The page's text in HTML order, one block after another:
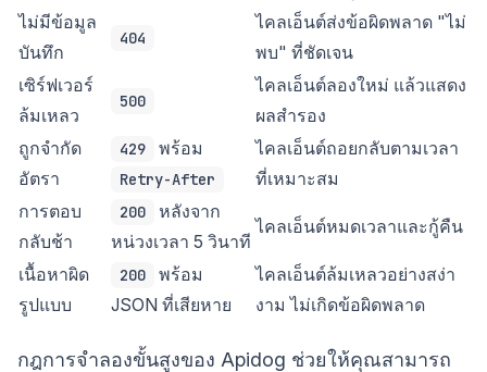
ไม่มีข้อมูล
บันทึก
404
ไคลเอ็นต์ส่งข้อผิดพลาด "ไม่
พบ" ที่ชัดเจน
เซิร์ฟเวอร์
ล้มเหลว
500
ไคลเอ็นต์ลองใหม่ แล้วแสดง
ผลสำรอง
ถูกจำกัด
อัตรา
429 พร้อม
Retry-After
ไคลเอ็นต์ถอยกลับตามเวลา
ที่เหมาะสม
การตอบ
กลับช้า
200
หลังจาก
หน่วงเวลา 5 วินาที
ไคลเอ็นต์หมดเวลาและกู้คืน
เนื้อหาผิด
รูปแบบ
200
พร้อม
JSON ที่เสียหาย
ไคลเอ็นต์ล้มเหลวอย่างสง่า
งาม ไม่เกิดข้อผิดพลาด
กฎการจำลองขั้นสูงของ Apidog ช่วยให้คุณสามารถ